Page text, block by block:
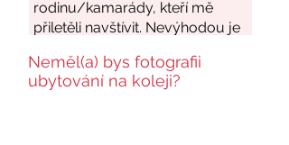
Neměl(a) bys fotografii
ubytování na koleji?